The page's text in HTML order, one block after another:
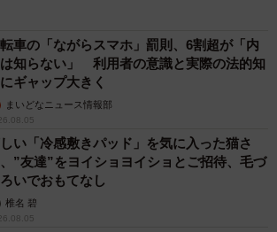
車の「ながらスマホ」罰則、6割超が「内
知らない」 利用者の意識と実際の法的知
ギャップ大きく
まいどなニュース情報部
い「冷感敷きパッド」を気に入った猫さ
”友達”をヨイショヨイショとご招待、毛づ
ろいでおもてなし
椎名 碧